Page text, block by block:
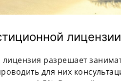
разрешает
для них